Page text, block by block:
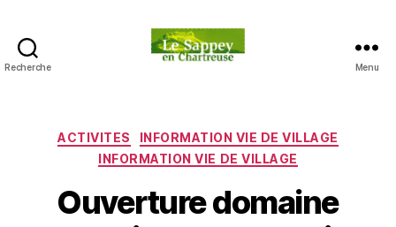
Recherche
en
Chartreuse
Menu
Catégories
ACTIVITES
INFORMATION VIE DE VILLAGE
INFORMATION VIE DE VILLAGE
Ouverture domaine